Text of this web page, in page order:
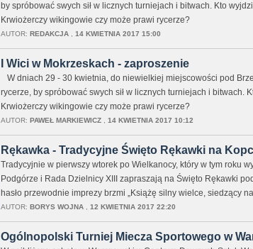
by spróbować swych sił w licznych turniejach i bitwach. Kto
Krwiożerczy wikingowie czy może prawi rycerze?
AUTOR: REDAKCJA, 14 KWIETNIA 2017 15:00
I Wici w Mokrzeskach - zaproszenie
W dniach 29 - 30 kwietnia, do niewielkiej miejscowości pod
rycerze, by spróbować swych sił w licznych turniejach i bitwach.
Krwiożerczy wikingowie czy może prawi rycerze?
AUTOR: PAWEŁ MARKIEWICZ, 14 KWIETNIA 2017 10:12
Rękawka - Tradycyjne Święto Rękawki na
Tradycyjnie w pierwszy wtorek po Wielkanocy, który w tym roku
Podgórze i Rada Dzielnicy XIII zapraszają na Święto Rękawki
hasło przewodnie imprezy brzmi „Książę silny wielce, siedzący
AUTOR: BORYS WOJNA, 12 KWIETNIA 2017 22:20
Ogólnopolski Turniej Miecza Sportowego w